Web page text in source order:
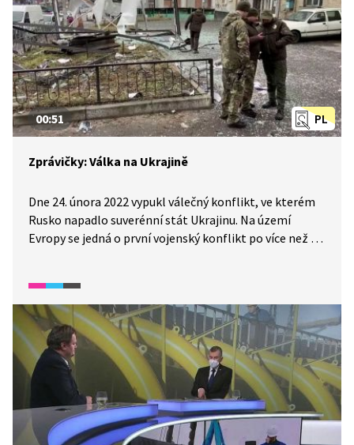
ničeho“, ale navazuje na dlouhodobý konflikt o to, kam
Ukrajina politicky a hodnotově patří, jestli k Rusku,
nebo k demokratickému Západu.
PL
00:51
Zprávičky: Válka na Ukrajině
Dne 24. února 2022 vypukl válečný konflikt, ve kterém
Rusko napadlo suverénní stát Ukrajinu. Na území
Evropy se jedná o první vojenský konflikt po více než 20